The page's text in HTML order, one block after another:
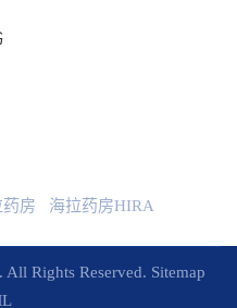
药房 海拉药房HIRA
Rights Reserved. Sitemap